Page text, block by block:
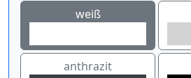
weiß
anthrazit